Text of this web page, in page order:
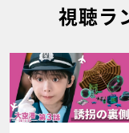
視聴ラ